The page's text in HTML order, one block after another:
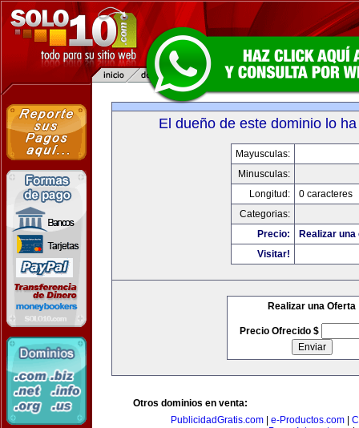
El dueño de este dominio lo
Mayusculas:
Minusculas:
Longitud:
0 caracteres
Categorias:
Precio:
Realizar
Visitar!
Realizar una Oferta
Precio Ofrecido $
Otros dominios en venta:
PublicidadGratis.com
e-Productos.com